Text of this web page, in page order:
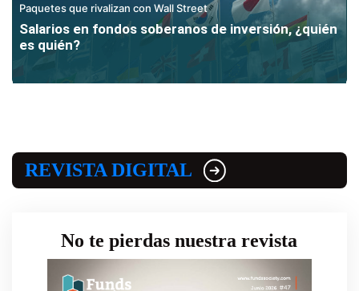
Paquetes que rivalizan con Wall Street
Salarios en fondos soberanos de inversión, ¿quién
es quién?
REVISTA DIGITAL
No te pierdas nuestra revista